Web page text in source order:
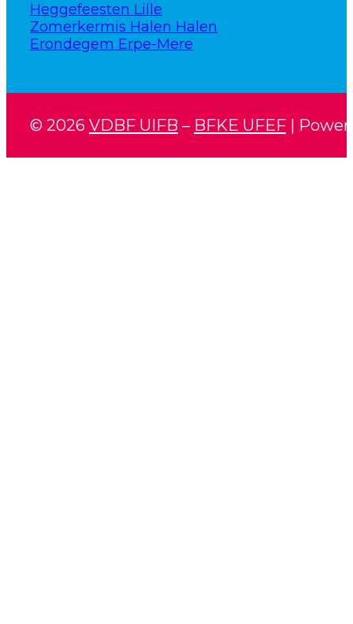
Heggefeesten Lille
Zomerkermis Halen Halen
Erondegem Erpe-Mere
© 2026 VDBF UIFB – BFKE UFEF |